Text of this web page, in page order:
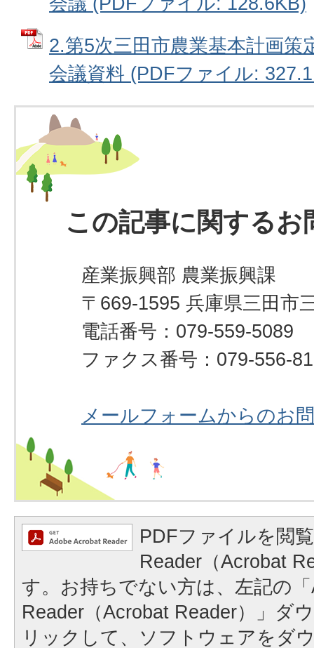
2.第5次三田市農業基本計画策
会議資料 (PDFファイル:
この記事に関するお
産業振興部 農業振興課
〒669-1595 兵庫県三田市
電話番号：079-559-5089
ファクス番号：079-556-
メールフォームからのお
PDFファイルを閲
Reader（Acrobat
す。お持ちでない方は、左記の
Reader（Acrobat Reader）」ダ
リックして、ソフトウェアをダ